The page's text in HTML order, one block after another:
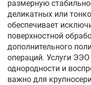
размерную
деликатных или
обеспечивает
поверхностной
дополнительного
операций. Услуги
однородности и
важно для